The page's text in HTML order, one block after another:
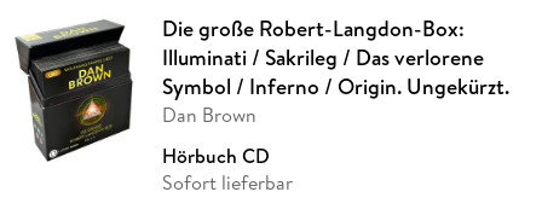
Die große Robert-Langdon-Box:
Illuminati / Sakrileg / Das verlorene
Symbol / Inferno / Origin. Ungekürzt.
Dan Brown
Hörbuch CD
Sofort lieferbar